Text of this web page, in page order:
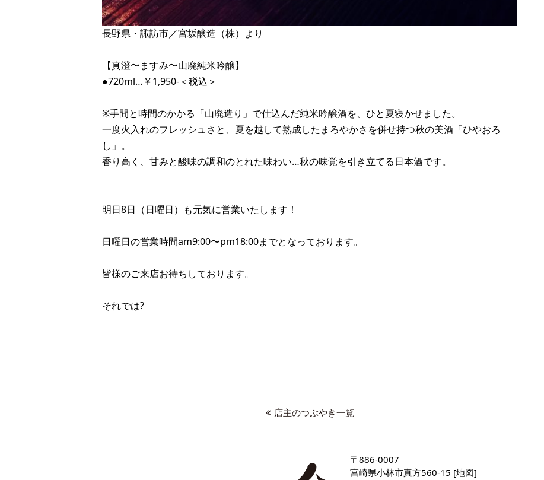
長野県・諏訪市／宮坂醸造（株）より
【真澄〜ますみ〜山廃純米吟醸】
●720ml…￥1,950-＜税込＞
※手間と時間のかかる「山廃造り」で仕込んだ純米吟醸酒を、ひと夏寝かせました。
一度火入れのフレッシュさと、夏を越して熟成したまろやかさを併せ持つ秋の美酒「ひやおろ
し」。
香り高く、甘みと酸味の調和のとれた味わい…秋の味覚を引き立てる日本酒です。
明日8日（日曜日）も元気に営業いたします！
日曜日の営業時間am9:00〜pm18:00までとなっております。
皆様のご来店お待ちしております。
それでは?
店主のつぶやき一覧
〒886-0007
宮崎県小林市真方560-15 [地図]